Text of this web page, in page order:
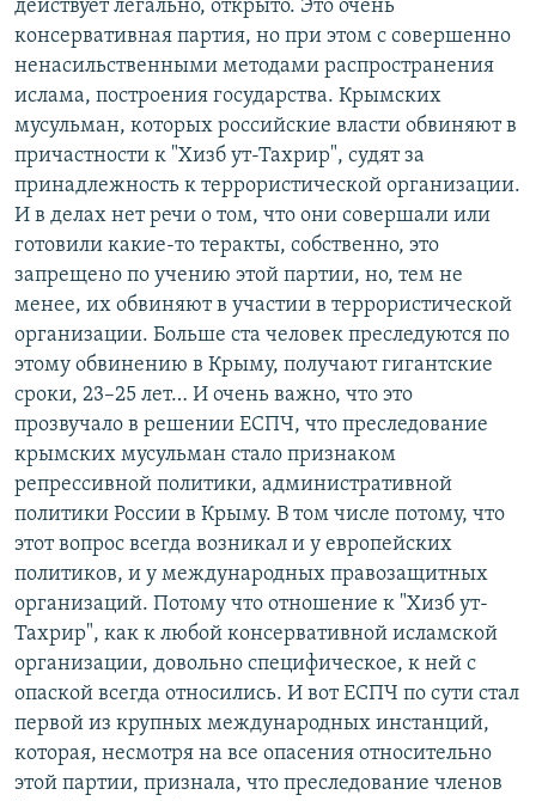
действует легально, открыто. Это очень
консервативная партия, но при этом с совершенно
ненасильственными методами распространения
ислама, построения государства. Крымских
мусульман, которых российские власти обвиняют в
причастности к "Хизб ут-Тахрир", судят за
принадлежность к террористической организации.
И в делах нет речи о том, что они совершали или
готовили какие-то теракты, собственно, это
запрещено по учению этой партии, но, тем не
менее, их обвиняют в участии в террористической
организации. Больше ста человек преследуются по
этому обвинению в Крыму, получают гигантские
сроки, 23–25 лет… И очень важно, что это
прозвучало в решении ЕСПЧ, что преследование
крымских мусульман стало признаком
репрессивной политики, административной
политики России в Крыму. В том числе потому, что
этот вопрос всегда возникал и у европейских
политиков, и у международных правозащитных
организаций. Потому что отношение к "Хизб ут-
Тахрир", как к любой консервативной исламской
организации, довольно специфическое, к ней с
опаской всегда относились. И вот ЕСПЧ по сути стал
первой из крупных международных инстанций,
которая, несмотря на все опасения относительно
этой партии, признала, что преследование членов